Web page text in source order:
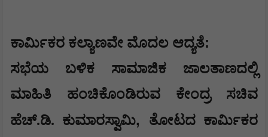
​ಕಾರ್ಮಿಕರ ಕಲ್ಯಾಣವೇ ಮೊದಲ ಆದ್ಯತೆ:
​ಸಭೆಯ ಬಳಿಕ ಸಾಮಾಜಿಕ ಜಾಲತಾಣದಲ್ಲಿ
ಮಾಹಿತಿ ಹಂಚಿಕೊಂಡಿರುವ ಕೇಂದ್ರ ಸಚಿವ
ಹೆಚ್.ಡಿ. ಕುಮಾರಸ್ವಾಮಿ, ತೋಟದ ಕಾರ್ಮಿಕರ